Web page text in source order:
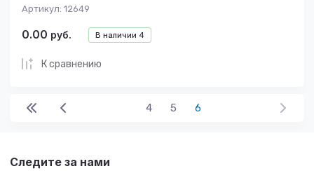
Артикул: 12649
В наличии 4
0.00 руб.
К сравнению
4 5 6
Следите за нами